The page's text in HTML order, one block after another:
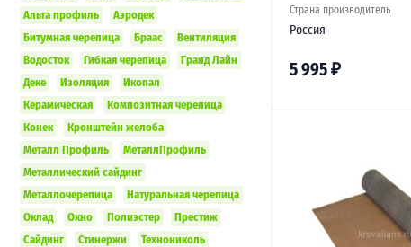
Альта профиль
Аэродек
Битумная черепица
Браас
Вентиляция
Водосток
Гибкая черепица
Гранд Лайн
Деке
Изоляция
Икопал
Керамическая
Композитная черепица
Конек
Кронштейн желоба
Металл Профиль
МеталлПрофиль
Металлический сайдинг
Металлочерепица
Натуральная черепица
Оклад
Окно Полиэстер
Престиж
Сайдинг
Стинержи
Технониколь
Страна производитель
Россия
5 995₽